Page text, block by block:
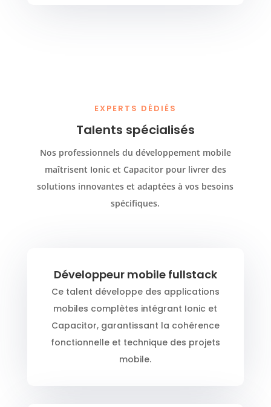
EXPERTS DÉDIÉS
Talents spécialisés
Nos professionnels du développement mobile
maîtrisent Ionic et Capacitor pour livrer des
solutions innovantes et adaptées à vos besoins
spécifiques.
Développeur mobile fullstack
Ce talent développe des applications
mobiles complètes intégrant Ionic et
Capacitor, garantissant la cohérence
fonctionnelle et technique des projets
mobile.